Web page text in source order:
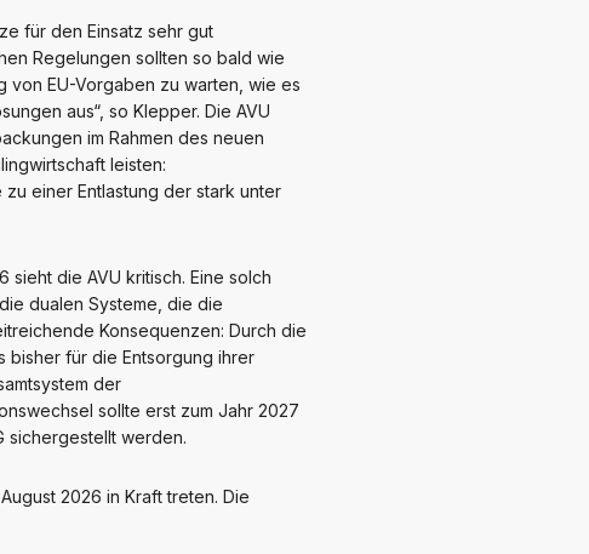
für den Einsatz sehr gut
Regelungen sollten so bald wie
von EU-Vorgaben zu warten, wie es
aus“, so Klepper. Die AVU
im Rahmen des neuen
leisten:
einer Entlastung der stark unter
die AVU kritisch. Eine solch
dualen Systeme, die die
Konsequenzen: Durch die
bisher für die Entsorgung ihrer
der
sollte erst zum Jahr 2027
sichergestellt werden.
2026 in Kraft treten. Die